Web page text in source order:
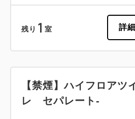
残り 1 室 詳細
【禁煙】ハイフロアツ
レ セパレート-